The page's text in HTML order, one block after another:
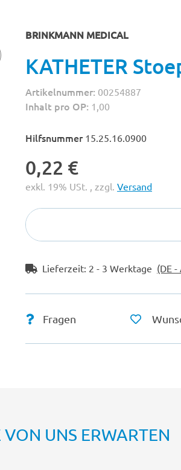
BRINKMANN MEDICAL
KATHETER
Artikelnummer: 00254887
Inhalt pro OP: 1,00
Hilfsnummer 15.25.16.0900
0,22 €
exkl. 19% USt. , zzgl. Versand
Lieferzeit: 2 - 3 Werktage (DE
Fragen
UNS ERWARTEN